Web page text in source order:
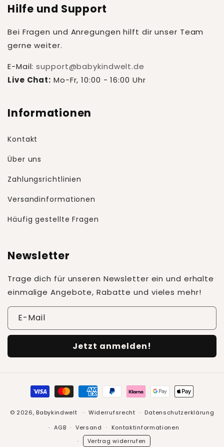
Hilfe und Support
Bei Fragen und Anregungen hilft dir unser Team
gerne weiter.
E-Mail:support@babykindwelt.de
Live Chat: Mo-Fr, 10:00 - 16:00 Uhr
Informationen
Kontakt
Über uns
Zahlungsrichtlinien
Versandinformationen
Häufig gestellte Fragen
Newsletter
Trage dich für unseren Newsletter ein und erhalte
einmalige Angebote, Rabatte und vieles mehr!
E-Mail
Jetzt anmelden!
Zahlungsmethoden
© 2026, Babykindwelt Widerrufsrecht
Datenschutzerklärung
AGB
Versand
Kontaktinformationen
Vertrag widerrufen